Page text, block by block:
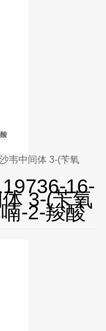
韦中间体 3-(苄氧
16-
3-(苄氧
-2-羧酸